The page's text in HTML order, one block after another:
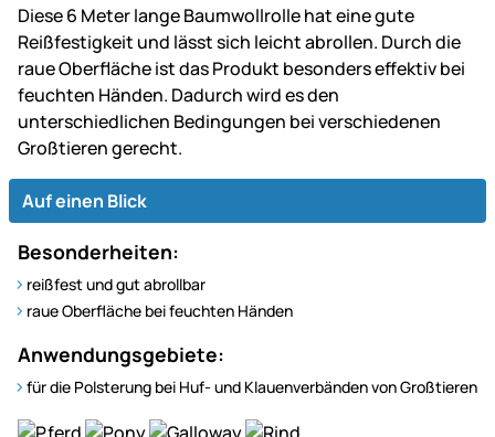
Diese 6 Meter lange Baumwollrolle hat eine gute
Reißfestigkeit und lässt sich leicht abrollen. Durch die
raue Oberfläche ist das Produkt besonders effektiv bei
feuchten Händen. Dadurch wird es den
unterschiedlichen Bedingungen bei verschiedenen
Großtieren gerecht.
Auf einen Blick
Besonderheiten:
reißfest und gut abrollbar
raue Oberfläche bei feuchten Händen
Anwendungsgebiete:
für die Polsterung bei Huf- und Klauenverbänden von Großtieren